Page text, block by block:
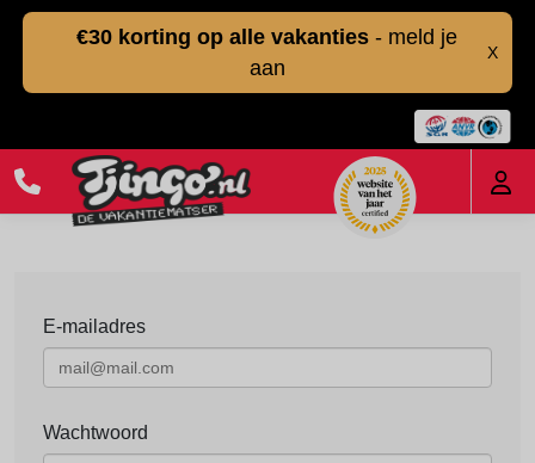
€30 korting op alle vakanties - meld je
aan
X
E-mailadres
Wachtwoord